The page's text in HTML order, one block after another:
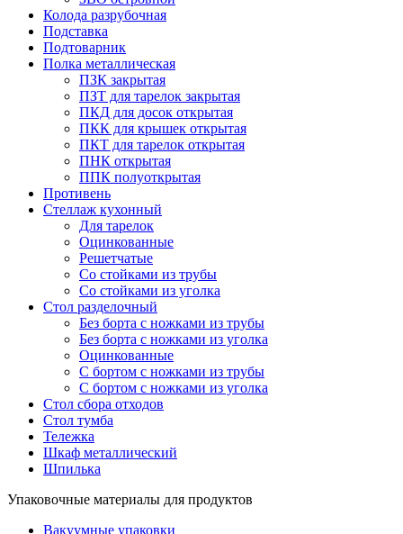
Колода разрубочная
Подставка
Подтоварник
Полка металлическая
ПЗК закрытая
ПЗТ для тарелок закрытая
ПКД для досок открытая
ПКК для крышек открытая
ПКТ для тарелок открытая
ПНК открытая
ППК полуоткрытая
Противень
Стеллаж кухонный
Для тарелок
Оцинкованные
Решетчатые
Со стойками из трубы
Со стойками из уголка
Стол разделочный
Без борта с ножками из трубы
Без борта с ножками из уголка
Оцинкованные
С бортом с ножками из трубы
С бортом с ножками из уголка
Стол сбора отходов
Стол тумба
Тележка
Шкаф металлический
Шпилька
Упаковочные материалы для продуктов
Вакуумные упаковки